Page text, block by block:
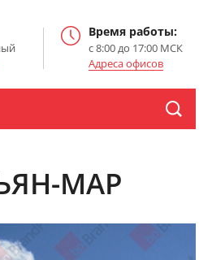
Время работы:
с 8:00 до 17:00 МСК
Адреса офисов
МАР